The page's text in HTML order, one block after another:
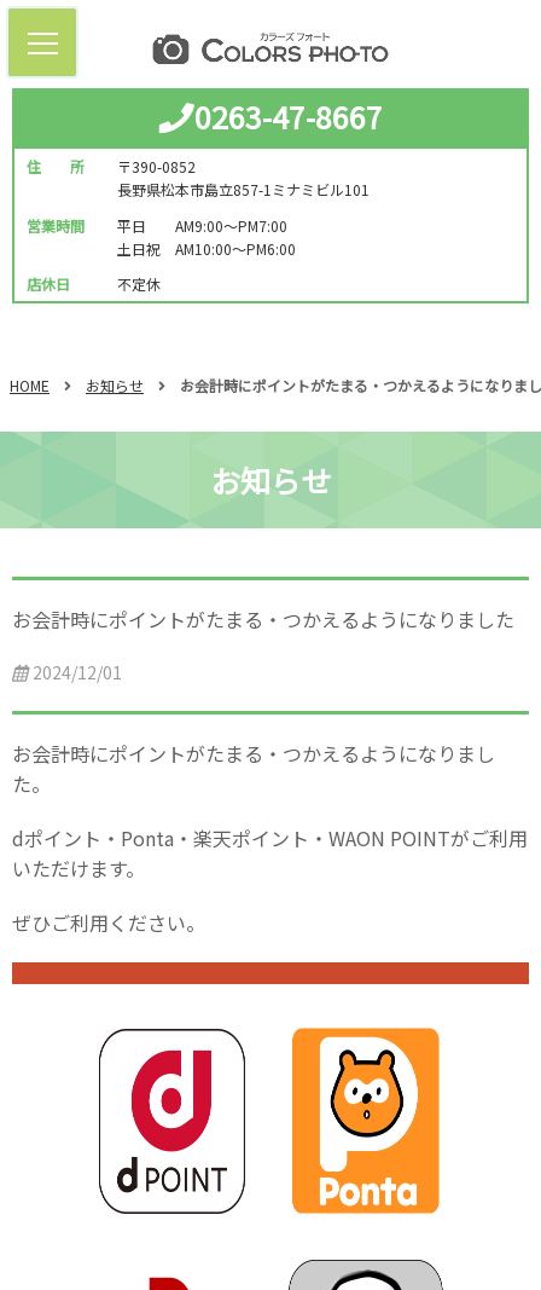
0263-47-8667
住 所
〒390-0852
長野県松本市島立857-1ミナミビル101
営業時間
平日 AM9:00～PM7:00
土日祝 AM10:00～PM6:00
店休日
不定休
HOME お知らせ お会計時にポイントがたまる・つかえるようになりま
お知らせ
お会計時にポイントがたまる・つかえるようになりました
2024/12/01
お会計時にポイントがたまる・つかえるようになりまし
た。
dポイント・ Ponta・楽天ポイント・WAON POINTがご利用
いただけます。
ぜひご利用ください。